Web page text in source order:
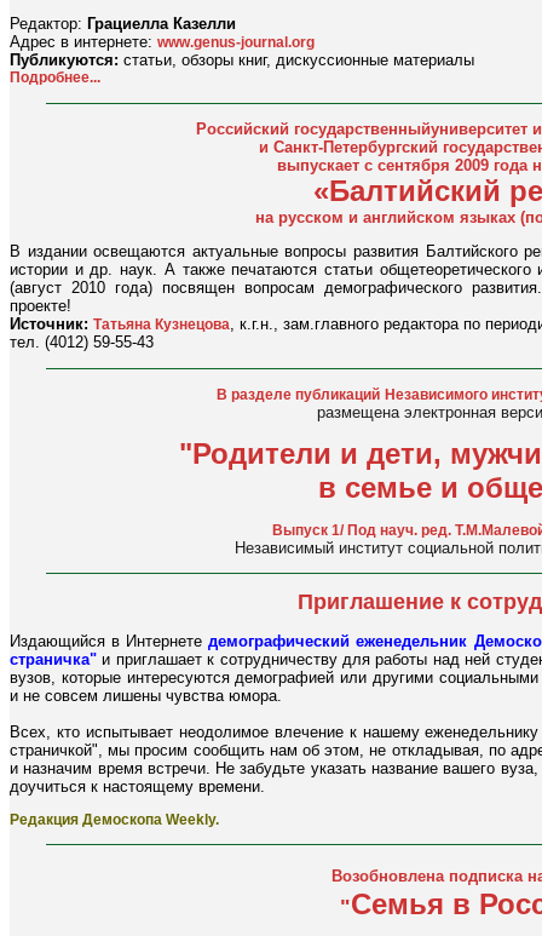
Редактор: Грациелла Казелли
Адрес в интернете: www.genus-journal.org
Публикуются: статьи, обзоры книг, дискуссионные материалы
Подробнее...
Российский государственныйуниверситет
и Санкт-Петербургский
выпускает с сентября 2009 года
«Балтийский
на русском и английском языках
В издании освещаются актуальные вопросы развития Балтийского
истории и др. наук. А также печатаются статьи общетеоретического
(август 2010 года) посвящен вопросам демографического
проекте!
Источник: Татьяна Кузнецова, к.г.н., зам.главного редактора по
тел. (4012) 59-55-43
В разделе публикаций Независимого
размещена электронная
"Родители и дети,
в семье и
Выпуск 1/ Под науч. ред.
Независимый институт социальной
Приглашение к
Издающийся в Интернетедемографический еженедельник
страничка" и приглашает к сотрудничеству для работы над ней
вузов, которые интересуются демографией или другими
и не совсем лишены чувства юмора.
Всех, кто испытывает неодолимое влечение к нашему
страничкой", мы просим сообщить нам об этом, не откладывая, по
и назначим время встречи. Не забудьте указать название вашего
доучиться к настоящему времени.
Редакция Демоскопа Weekly.
Возобновлена подписка
"Семья в